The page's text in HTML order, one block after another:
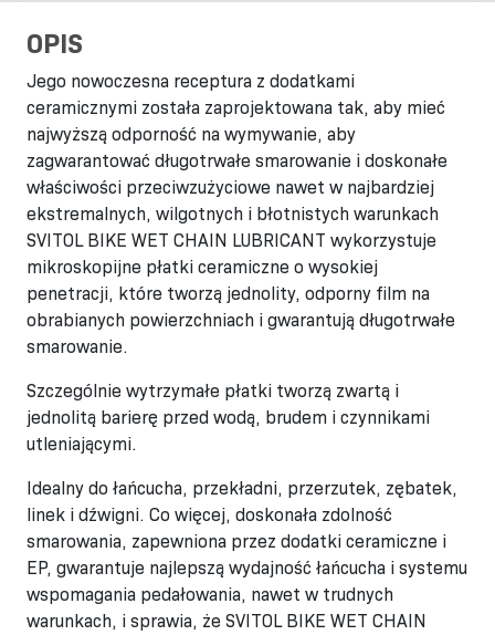
OPIS
Jego nowoczesna receptura z dodatkami
ceramicznymi została zaprojektowana tak, aby mieć
najwyższą odporność na wymywanie, aby
zagwarantować długotrwałe smarowanie i doskonałe
właściwości przeciwzużyciowe nawet w najbardziej
ekstremalnych, wilgotnych i błotnistych warunkach
SVITOL BIKE WET CHAIN LUBRICANT wykorzystuje
mikroskopijne płatki ceramiczne o wysokiej
penetracji, które tworzą jednolity, odporny film na
obrabianych powierzchniach i gwarantują długotrwałe
smarowanie.
Szczególnie wytrzymałe płatki tworzą zwartą i
jednolitą barierę przed wodą, brudem i czynnikami
utleniającymi.
Idealny do łańcucha, przekładni, przerzutek, zębatek,
linek i dźwigni. Co więcej, doskonała zdolność
smarowania, zapewniona przez dodatki ceramiczne i
EP, gwarantuje najlepszą wydajność łańcucha i systemu
wspomagania pedałowania, nawet w trudnych
warunkach, i sprawia, że SVITOL BIKE WET CHAIN